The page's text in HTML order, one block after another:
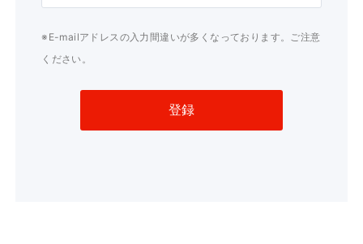
※E-mailアドレスの入力間違いが多くなっております。ご注意
ください。